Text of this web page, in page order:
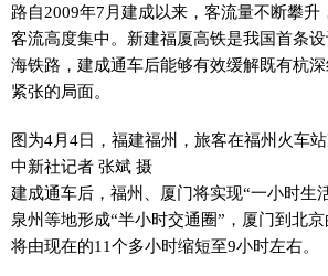
路自2009年7月建成以来，客流量不断攀升
客流高度集中。新建福厦高铁是我国首条
海铁路，建成通车后能够有效缓解既有杭
紧张的局面。
图为4月4日，福建福州，旅客在福州火车站
中新社记者 张斌 摄
建成通车后，福州、厦门将实现“一小时生
泉州等地形成“半小时交通圈”，厦门到北
将由现在的11个多小时缩短至9小时左右。